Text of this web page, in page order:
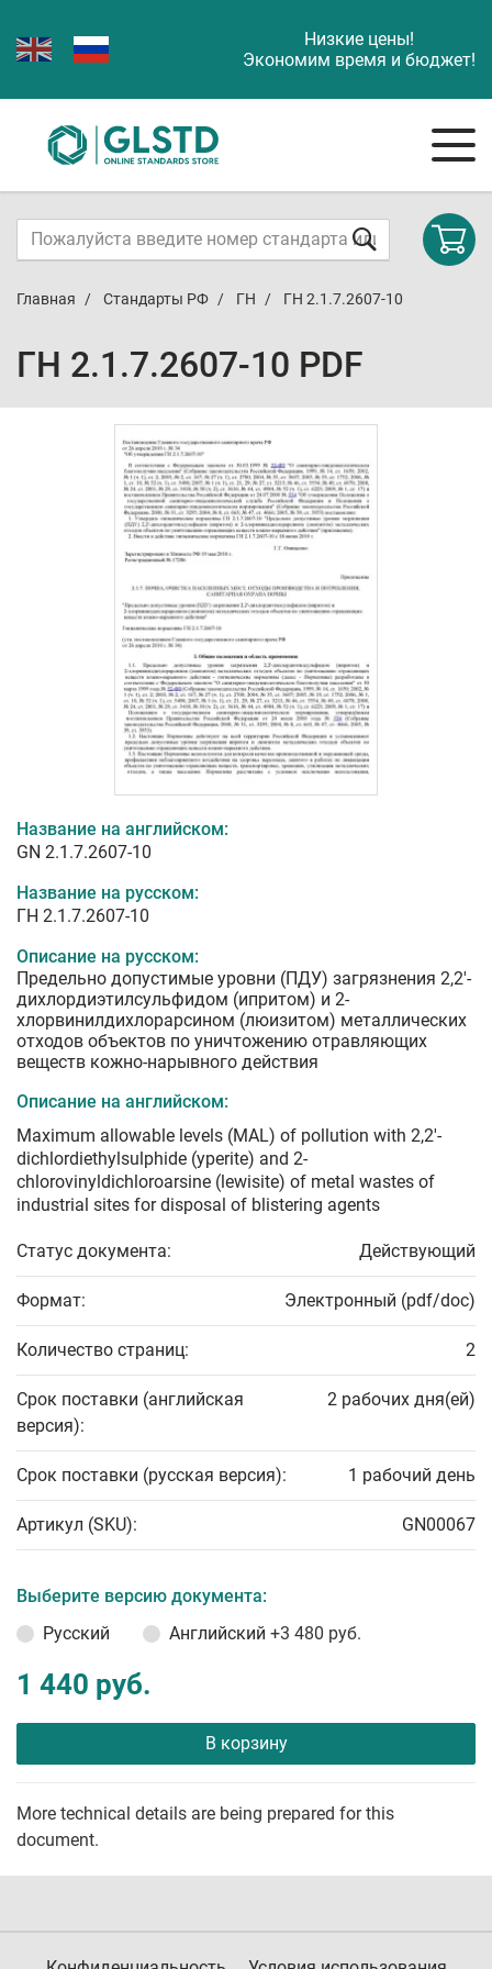
Низкие цены!
Экономим время и бюджет!
Главная Стандарты РФ ГН ГН 2.1.7.2607-10
ГН 2.1.7.2607-10 PDF
Название на английском:
GN 2.1.7.2607-10
Название на русском:
ГН 2.1.7.2607-10
Описание на русском:
Предельно допустимые уровни (ПДУ) загрязнения 2,2'-
дихлордиэтилсульфидом (ипритом) и 2-
хлорвинилдихлорарсином (люизитом) металлических
отходов объектов по уничтожению отравляющих
веществ кожно-нарывного действия
Описание на английском:
Maximum allowable levels (MAL) of pollution with 2,2'-
dichlordiethylsulphide (yperite) and 2-
chlorovinyldichloroarsine (lewisite) of metal wastes of
industrial sites for disposal of blistering agents
Статус документа: Действующий
Формат: Электронный (pdf/doc)
Количество страниц: 2
Срок поставки (английская
версия):
2 рабочих дня(ей)
Срок поставки (русская версия): 1 рабочий день
Артикул (SKU): GN00067
Выберите версию документа:
Русский
Английский +3 480 руб.
1 440 руб.
В корзину
More technical details are being prepared for this
document.